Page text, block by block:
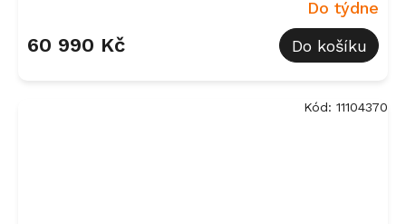
Do týdne
60 990 Kč Do košíku
Kód: 11104370